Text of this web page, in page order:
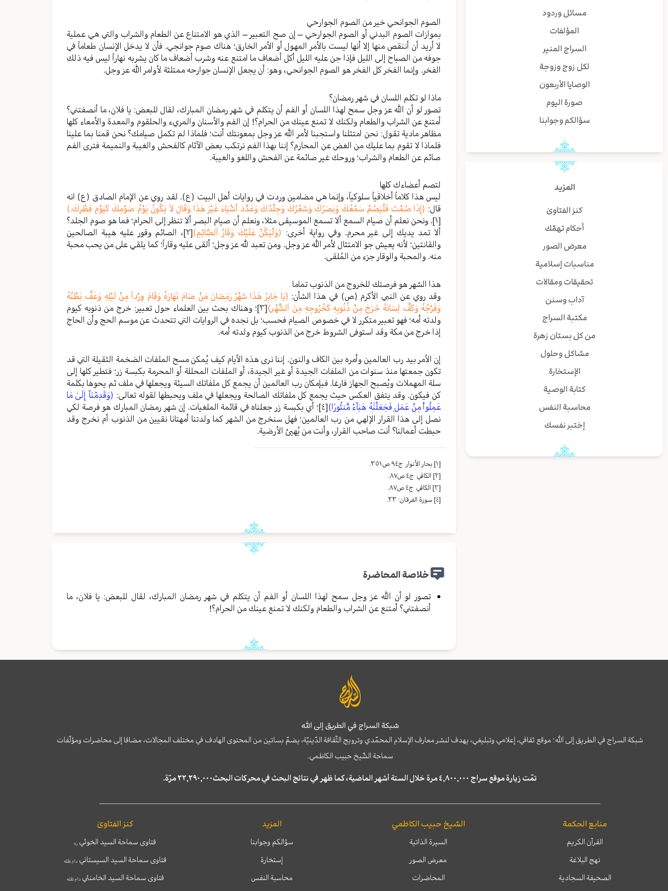
مسائل وردود
المؤلفات
السراج المنير
لكل زوج وزوجة
الوصايا الأربعون
صورة اليوم
سؤالكم وجوابنا
المزيد
كنز الفتاوىٰ
أحكام تهمّك
معرض الصور
مناسبات إسلامية
تحقيقات ومقالات
آداب وسنن
مكتبة السراج
من كل بستان زهرة
مشاكل وحلول
الإستخارة
كتابة الوصية
محاسبة النفس
إختبر نفسك
الصوم الجوانحي خير من الصوم الجوارحي
بموازات الصوم البدني أو الصوم الجوارحي – إن صح التعبير – الذي هو الامتناع عن الطعام والشراب والتي هي عملية
لا أريد أن أننقص منها إلا أنها ليست بالأمر المهول أو الأمر الخارق؛ هناك صوم جوانجي. فأن لا يدخل الإنسان طعاماً في
جوفه من الصباح إلى الليل فإذا جن عليه الليل أكل أضعاف ما امتنع عنه وشرب أضعاف ما كان يشربه نهاراً ليس فيه ذلك
الفخر. وإنما الفخر كل الفخر هو الصوم الجوانحي، وهو: أن يجعل الإنسان جوارحه ممتلثة لأوامر الله عز وجل.
ماذا لو تكلم اللسان في شهر رمضان؟
تصور لو أن الله عز وجل سمح لهذا اللسان أو الفم أن يتكلم في شهر رمضان المبارك، لقال للبعض: يا فلان، ما أنصفتني؟
أمتنع عن الشراب والطعام ولكنك لا تمنع عينك من الحرام؟! إن الفم والأسنان والمريء والحلقوم والمعدة والأمعاء كلها
مظاهر مادية تقول: نحن امتثلنا واستجبنا لأمر الله عز وجل بمعونتك أنت؛ فلماذا لم تكمل صيامك؟ نحن قمنا بما علينا
فلماذا لا تقوم بما عليك من الغض عن المحارم؟ إننا بهذا الفم نرتكب بعض الآثام كالفحش والغيبة والنميمة فترى الفم
صائم عن الطعام والشراب؛ وروحك غير صائمة عن الفحش واللغو والغيبة.
لتصم أعضاءك كلها
ليس هذا كلاماً أخلاقياً سلوكياً، وإنما هي مضامين وردت في روايات أهل البيت (ع). لقد روي عن الإمام الصادق (ع) انه
قال: (إِذَا صُمْتَ فَلْيَصُمْ سَمْعُكَ وَبَصَرُكَ وَشَعْرُكَ وَجِلْدُكَ وَعَدَّدَ أَشْيَاءَ غَيْرَ هَذَا وَقَالَ لاَ يَكُونُ يَوْمُ صَوْمِكَ كَيَوْمِ فِطْرِكَ.)
[١]
. ونحن نعلم أن صيام السمع ألا تسمع الموسيقى مثلا، ونعلم أن صيام البصر ألا تنظر إلى الحرام؛ فما هو صوم الجلد؟
ألا تمد يديك إلى غير محرم. وفي رواية أخرى: (وَلْيَكُنْ عَلَيْكَ وَقَارُ اَلصَّائِمِ)[٢]
، الصائم وقور عليه هيبة الصالحين
والقانتين؛ لأنه يعيش جو الامتثال لأمر الله عز وجل. ومن تعبد لله عز وجل؛ ألقى عليه وقاراً؛ كما يلقي على من يحب محبة
منه. والمحبة والوقار جزء من المُلقى.
هذا الشهر هو فرصتك للخروج من الذنوب تماما
وقد روي عن النبي الأكرم (ص) في هذا الشأن: (يَا جَابِرُ هَذَا شَهْرُ رَمَضَانَ مَنْ صَامَ نَهَارَهُ وَقَامَ وِرْداً مِنْ لَيْلِهِ وَعَفَّ بَطْنُهُ
وَفَرْجُهُ وَكَفَّ لِسَانَهُ خَرَجَ مِنْ ذُنُوبِهِ كَخُرُوجِهِ مِنَ اَلشَّهْرِ)[٣]
؛ وهناك بحث بين العلماء حول تعبير: خرج من ذنوبه كيوم
ولدته أمه؛ فهو تعبير متكرر لا في خصوص الصيام فحسب؛ بل نجده في الروايات التي تتحدث عن موسم الحج وأن الحاج
إذا خرج من مكة وقد استوفى الشروط خرج من الذنوب كيوم ولدته أمه.
إن الأمر بيد رب العالمين وأمره بين الكاف والنون. إننا نرى هذه الأيام كيف يُمكن مسح الملفات الضخمة الثقيلة التي قد
تكون جمعتها منذ سنوات من الملفات الجيدة أو غير الجيدة، أو الملفات المحللة أو المحرمة بكبسة زر؛ فتطير كلها إلى
سلة المهملات ويُصبح الجهاز فارغا. فبإمكان رب العالمين أن يجمع كل ملفاتك السيئة ويجعلها في ملف ثم يحوها بكلمة
كن فيكون. وقد يتفق العكس حيث يجمع كل ملفاتك الصالحة ويجعلها في ملف ويحبطها لقوله تعالى: (وَقَدِمۡنَآ إِلَىٰ مَا
عَمِلُواْ مِنۡ عَمَلٖ فَجَعَلۡنَٰهُ هَبَآءٗ مَّنثُورًا)[٤]
؛ أي بكبسة زر جعلناه في قائمة الملغيات. إن شهر رمضان المبارك هو فرصة لكي
نصل إلى هذا القرار الإلهي من رب العالمين؛ فهل سنخرج من الشهر كما ولدتنا أمهتانا نقيين من الذنوب أم نخرج وقد
حبطت أعمالنا؟ أنت صاحب القرار، وأنت من يُهيئ الأرضية.
[١]
بحار الأنوار ج٩٤ ص٣٥١.
[٢]
الکافي ج٤ ص٨٧.
[٣]
الکافي ج٤ ص٨٧.
[٤]
سورة الفرقان: ٢٣.
خلاصة المحاضرة
تصور لو أن الله عز وجل سمح لهذا اللسان أو الفم أن يتكلم في شهر رمضان المبارك، لقال للبعض: يا فلان، ما
أنصفتني؟ أمتنع عن الشراب والطعام ولكنك لا تمنع عينك من الحرام؟!
شبكة السراج في الطريق إلى الله
شبكة السراج في الطريق إلى الله؛ موقع ثقافي، إعلامي وتبليغي، يهدف لنشر معارف الإسلام المحمّدي وترويج الثّقافة الدّينيّة، يضمّ بساتين من المحتوى الهادف في مختلف المجالات، مضافا إلى محاضرات ومؤلّفات
سماحة الشّيخ حبيب الكاظمي.
تمّت زيارة موقع سراج ٤,٨٠٠,٠٠٠ مرة خلال الستة أشهر الماضية، كما ظهر في نتائج البحث في محركات البحث٢٢,٢٩٠,٠٠٠ مرّة.
منابع الحكمة
القرآن الكريم
نهج البلاغة
الصحيفة السجادية
الشيخ حبيب الكاظمي
السيرة الذاتية
معرض الصور
المحاضرات
المزيد
سؤالكم وجوابنا
إستخارة
محاسبة النفس
كنز الفتاوىٰ
فتاوى سماحة السيد الخوئي ره
فتاوى سماحة السيد السيستاني دام ظله
فتاوى سماحة السيد الخامنئيدام ظله